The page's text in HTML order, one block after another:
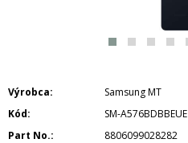
Výrobca
Samsung MT
Kód
SM-A576BDBBEUE
Part No.
8806099028282